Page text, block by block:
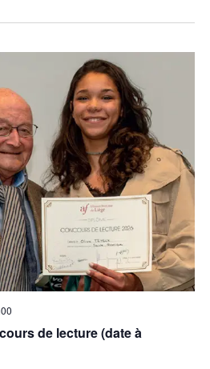
et
vues
de lecture (date à